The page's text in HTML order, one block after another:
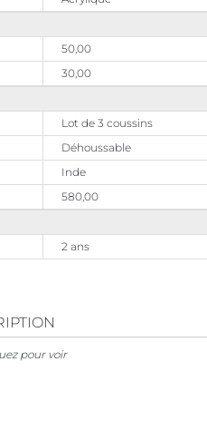
50,00
30,00
Lot de 3 coussins
Déhoussable
Inde
580,00
2 ans
pour voir